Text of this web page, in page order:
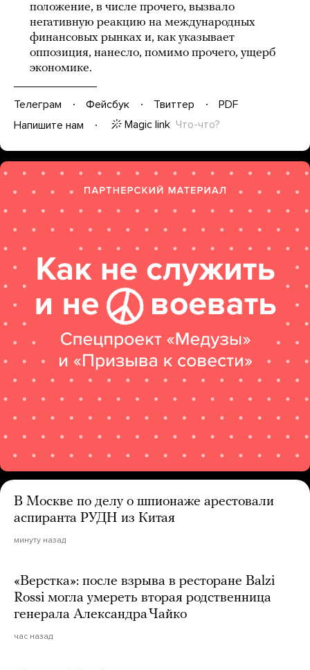
положение, в числе прочего, вызвало
негативную реакцию на международных
финансовых рынках и, как указывает
оппозиция, нанесло, помимо прочего, ущерб
экономике.
Телеграм Фейсбук Твиттер
PDF
Напишите нам
Magic link Что-что?
В Москве по делу о шпионаже арестовали
аспиранта РУДН из Китая
минуту назад
«Верстка»: после взрыва в ресторане Balzi
Rossi могла умереть вторая родственница
генерала Александра Чайко
час назад